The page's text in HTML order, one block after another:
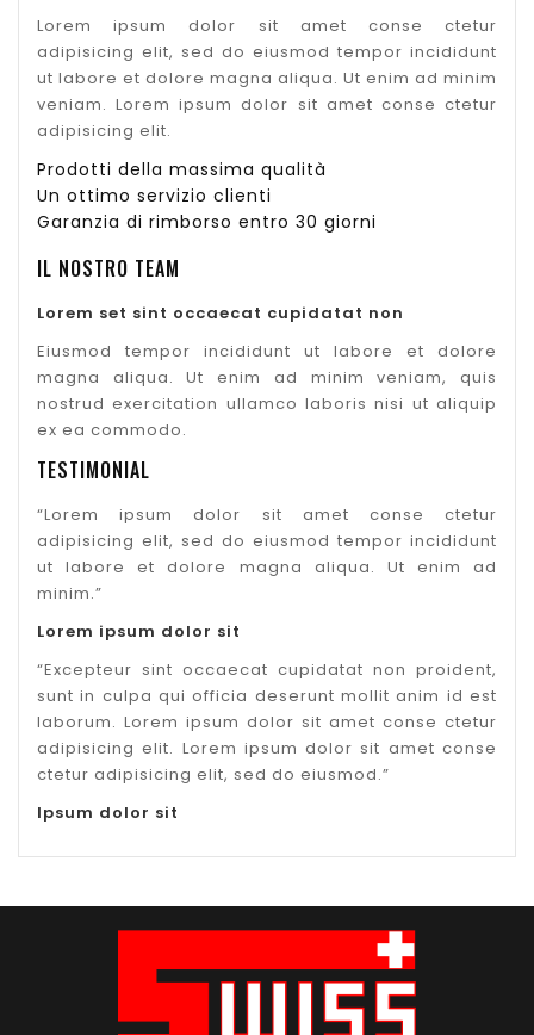
Lorem ipsum dolor sit amet conse ctetur
adipisicing elit, sed do eiusmod tempor incididunt
ut labore et dolore magna aliqua. Ut enim ad minim
veniam. Lorem ipsum dolor sit amet conse ctetur
adipisicing elit.
Prodotti della massima qualità
Un ottimo servizio clienti
Garanzia di rimborso entro 30 giorni
IL NOSTRO TEAM
Lorem set sint occaecat cupidatat non
Eiusmod tempor incididunt ut labore et dolore
magna aliqua. Ut enim ad minim veniam, quis
nostrud exercitation ullamco laboris nisi ut aliquip
ex ea commodo.
TESTIMONIAL
“Lorem ipsum dolor sit amet conse ctetur
adipisicing elit, sed do eiusmod tempor incididunt
ut labore et dolore magna aliqua. Ut enim ad
minim.”
Lorem ipsum dolor sit
“Excepteur sint occaecat cupidatat non proident,
sunt in culpa qui officia deserunt mollit anim id est
laborum. Lorem ipsum dolor sit amet conse ctetur
adipisicing elit. Lorem ipsum dolor sit amet conse
ctetur adipisicing elit, sed do eiusmod.”
Ipsum dolor sit